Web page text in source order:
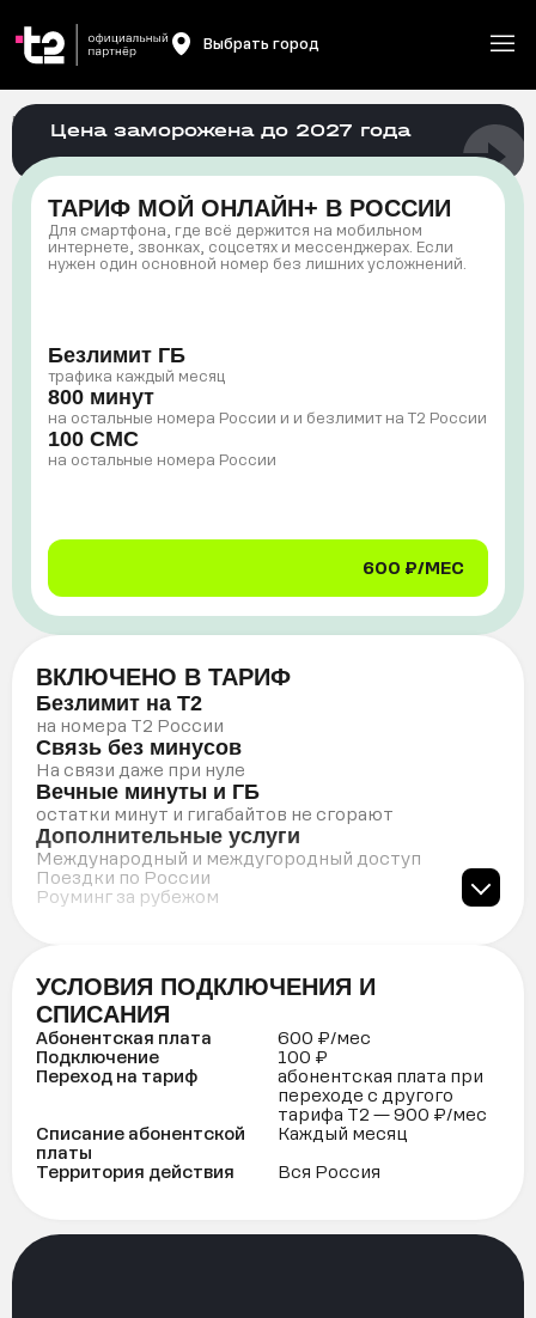
Выбрать город
ГлавнаяЦена заморожена до 2027 года
ТАРИФ МОЙ ОНЛАЙН+ В РОССИИ
Для смартфона, где всё держится на мобильном
интернете, звонках, соцсетях и мессенджерах. Если
нужен один основной номер без лишних усложнений.
Безлимит ГБ
трафика каждый месяц
800 минут
на остальные номера России и и безлимит на T2 России
100 СМС
на остальные номера России
600 ₽/МЕС
ВКЛЮЧЕНО В ТАРИФ
Безлимит на Т2
на номера Т2 России
Связь без минусов
На связи даже при нуле
Вечные минуты и ГБ
остатки минут и гигабайтов не сгорают
Дополнительные услуги
Международный и междугородный доступ
Поездки по России
Роуминг за рубежом
УСЛОВИЯ ПОДКЛЮЧЕНИЯ И
СПИСАНИЯ
Абонентская плата
600 ₽/мес
Подключение
100 ₽
Переход на тариф
абонентская плата при
переходе с другого
тарифа Т2 — 900 ₽/мес
Списание абонентской
платы
Каждый месяц
Территория действия
Вся Россия